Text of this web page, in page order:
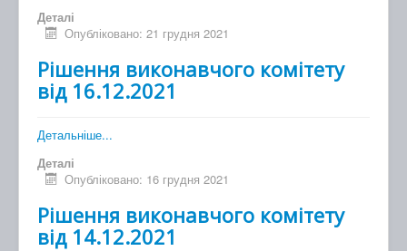
Деталі
Опубліковано: 21 грудня 2021
Рішення виконавчого комітету
від 16.12.2021
Детальніше...
Деталі
Опубліковано: 16 грудня 2021
Рішення виконавчого комітету
від 14.12.2021